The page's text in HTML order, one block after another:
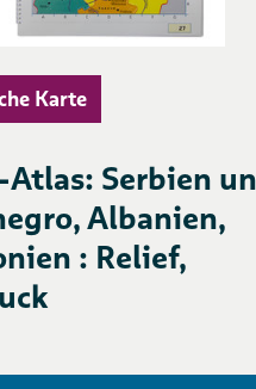
Karte
Serbien
Albanien,
: Relief,